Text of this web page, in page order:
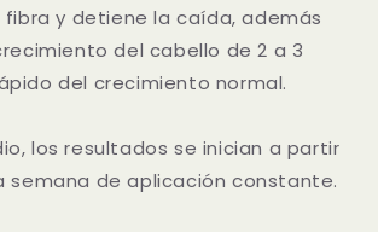
fibra y detiene la caída, además
del cabello de 2 a 3
del crecimiento normal.
los resultados se inician a partir
semana de aplicación constante.